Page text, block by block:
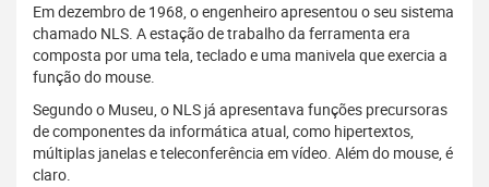
Em dezembro de 1968, o engenheiro apresentou o seu sistema
chamado NLS. A estação de trabalho da ferramenta era
composta por uma tela, teclado e uma manivela que exercia a
função do mouse.
Segundo o Museu, o NLS já apresentava funções precursoras
de componentes da informática atual, como hipertextos,
múltiplas janelas e teleconferência em vídeo. Além do mouse, é
claro.